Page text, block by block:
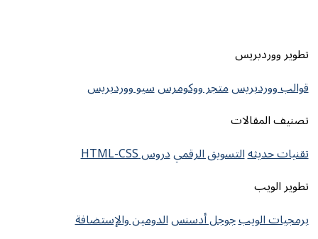
تطوير ووردبريس
قوالب ووردبريسمتجر ووكومرسسيو ووردبريس
تصنيف المقالات
تقنيات حديثهالتسويق الرقميدروس HTML-CSS
تطوير الويب
برمجيات الويبجوجل أدسنسالدومين والإستضافة